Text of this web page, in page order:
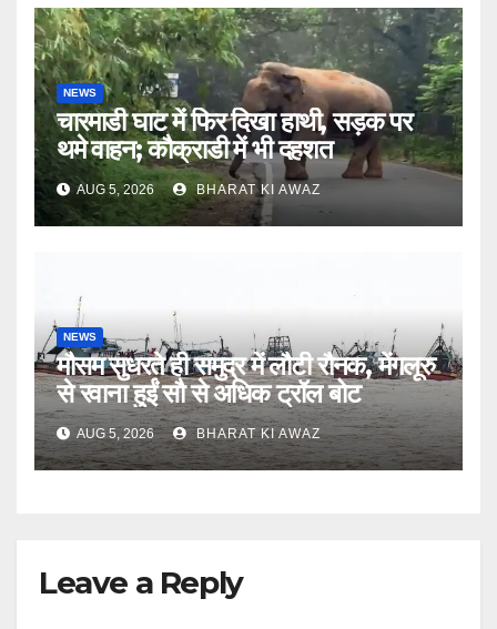
NEWS
चारमाडी घाट में फिर दिखा हाथी, सड़क पर
थमे वाहन; कौक्राडी में भी दहशत
AUG 5, 2026 BHARAT KI AWAZ
NEWS
मौसम सुधरते ही समुद्र में लौटी रौनक, मेंगलूरु
से रवाना हुईं सौ से अधिक ट्रॉल बोट
AUG 5, 2026 BHARAT KI AWAZ
Leave a Reply